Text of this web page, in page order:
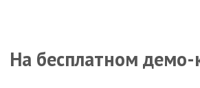
На бесплатном демо-